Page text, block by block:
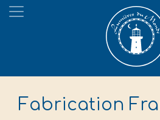
Fabrication